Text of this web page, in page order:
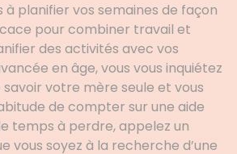
à planifier vos semaines de façon
pour combiner travail et
des activités avec vos
en âge, vous vous inquiétez
savoir votre mère seule et vous
de compter sur une aide
temps à perdre, appelez un
vous soyez à la recherche d’une